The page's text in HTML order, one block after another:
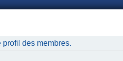
des membres.